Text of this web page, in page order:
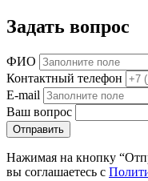
Задать вопрос
ФИО
Контактный телефон
E-mail
Ваш вопрос
Отправить
Нажимая на кнопку
вы соглашаетесь с